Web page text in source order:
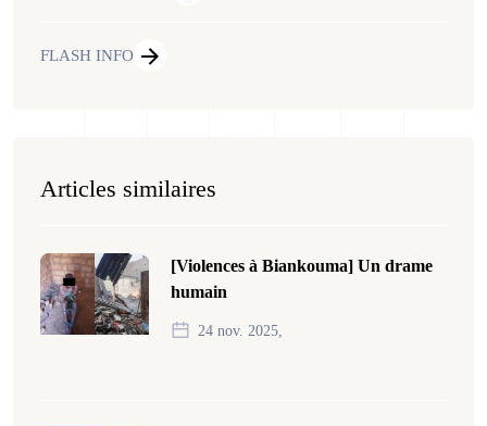
FLASH INFO
Articles similaires
[Violences à Biankouma] Un drame
humain
24 nov. 2025,